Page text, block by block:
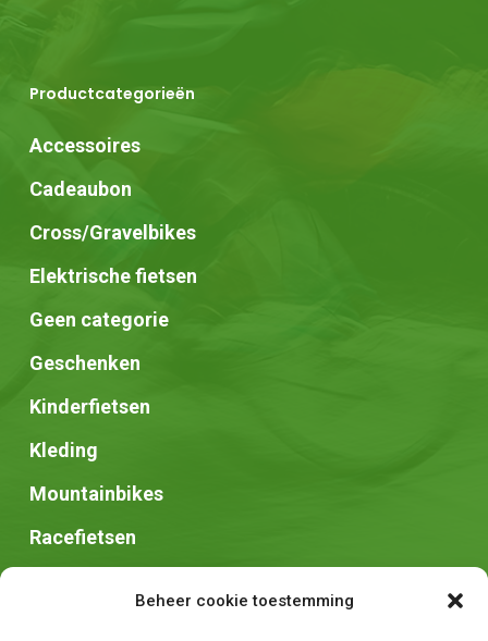
Beheer cookie toestemming
Productcategorieën
Accessoires
Cadeaubon
Cross/Gravelbikes
Elektrische fietsen
Geen categorie
Geschenken
Kinderfietsen
Kleding
Mountainbikes
Racefietsen